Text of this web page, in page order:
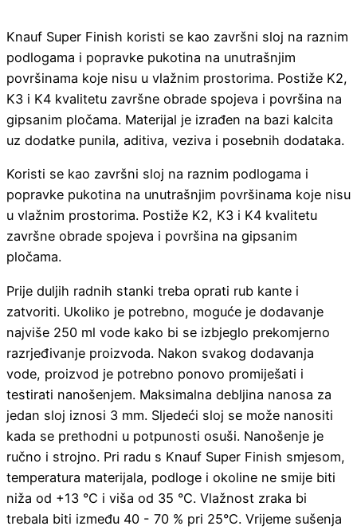
Knauf Super Finish koristi se kao završni sloj na raznim
podlogama i popravke pukotina na unutrašnjim
površinama koje nisu u vlažnim prostorima. Postiže K2,
K3 i K4 kvalitetu završne obrade spojeva i površina na
gipsanim pločama. Materijal je izrađen na bazi kalcita
uz dodatke punila, aditiva, veziva i posebnih dodataka.
Koristi se kao završni sloj na raznim podlogama i
popravke pukotina na unutrašnjim površinama koje nisu
u vlažnim prostorima. Postiže K2, K3 i K4 kvalitetu
završne obrade spojeva i površina na gipsanim
pločama.
Prije duljih radnih stanki treba oprati rub kante i
zatvoriti. Ukoliko je potrebno, moguće je dodavanje
najviše 250 ml vode kako bi se izbjeglo prekomjerno
razrjeđivanje proizvoda. Nakon svakog dodavanja
vode, proizvod je potrebno ponovo promiješati i
testirati nanošenjem. Maksimalna debljina nanosa za
jedan sloj iznosi 3 mm. Sljedeći sloj se može nanositi
kada se prethodni u potpunosti osuši. Nanošenje je
ručno i strojno. Pri radu s Knauf Super Finish smjesom,
temperatura materijala, podloge i okoline ne smije biti
niža od +13 °C i viša od 35 °C. Vlažnost zraka bi
trebala biti između 40 - 70 % pri 25°C. Vrijeme sušenja